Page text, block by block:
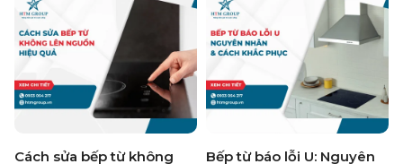
Cách sửa bếp từ không
Bếp từ báo lỗi U: Nguyên